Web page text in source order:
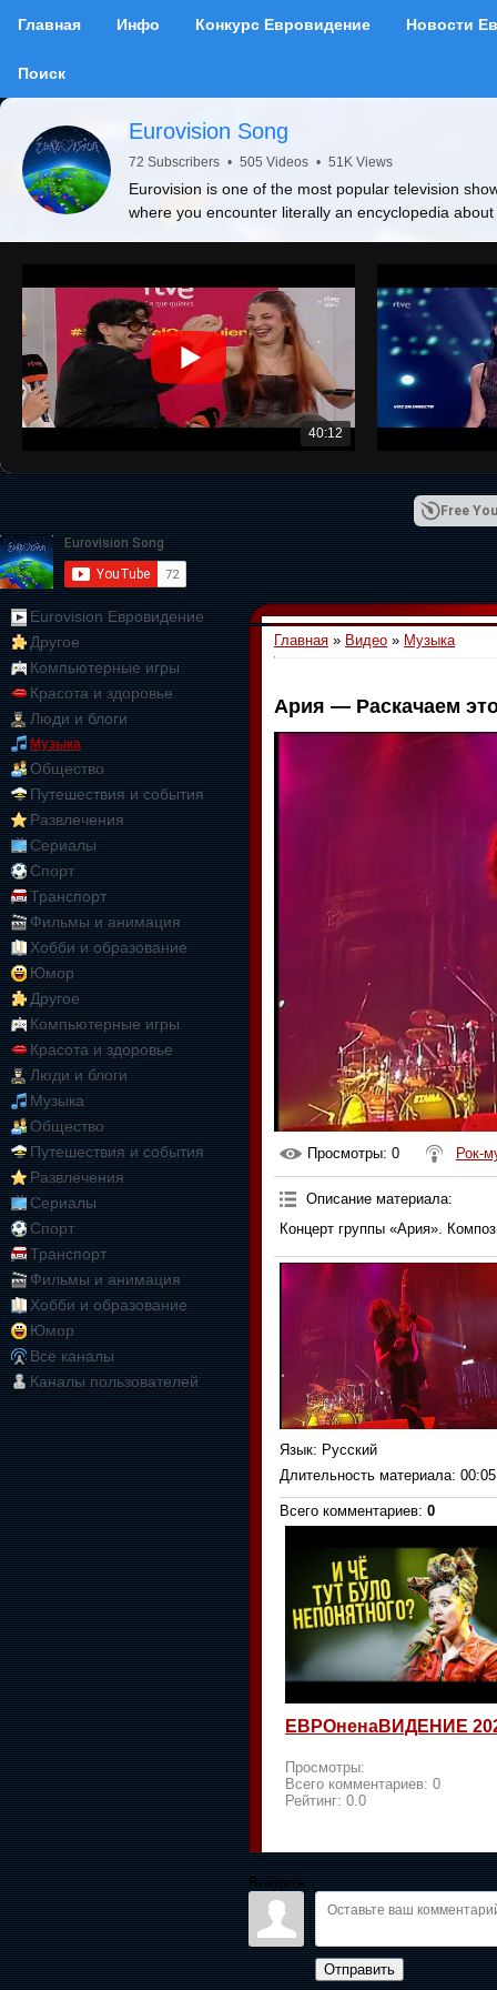
Главная Инфо Конкурс Евровидение Новости
Поиск
Eurovision Song
72 Subscribers • 505 Videos • 51K Views
Eurovision is one of the most popular television
where you encounter literally an encyclopedia
40:12
Free
Eurovision Евровидение
Другое
Компьютерные игры
Красота и здоровье
Люди и блоги
Музыка
Общество
Путешествия и события
Развлечения
Сериалы
Спорт
Транспорт
Фильмы и анимация
Хобби и образование
Юмор
Другое
Компьютерные игры
Красота и здоровье
Люди и блоги
Музыка
Общество
Путешествия и события
Развлечения
Сериалы
Спорт
Транспорт
Фильмы и анимация
Хобби и образование
Юмор
Все каналы
Каналы пользователей
Главная » Видео » Музыка
Ария — Раскачаем
Просмотры: 0 Рок-
Описание материала:
Концерт группы «Ария».
Язык: Русский
Длительность материала:
Всего комментариев: 0
ЕВРОненаВИДЕНИЕ
Просмотры:
Всего комментариев: 0
Рейтинг: 0.0
Войдите:
Отправить